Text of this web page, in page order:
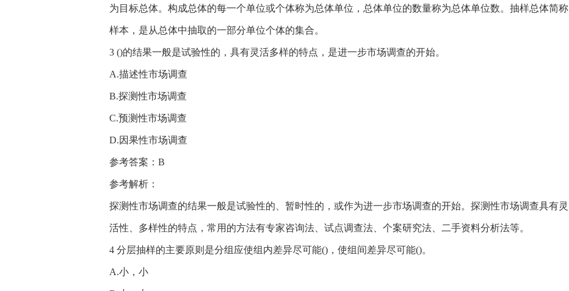
为目标总体。构成总体的每一个单位或个体称为总体单位，总体单位的数量称为总体单位数。抽样总体简称
样本，是从总体中抽取的一部分单位个体的集合。
3 ()的结果一般是试验性的，具有灵活多样的特点，是进一步市场调查的开始。
A.描述性市场调查
B.探测性市场调查
C.预测性市场调查
D.因果性市场调查
参考答案：B
参考解析：
探测性市场调查的结果一般是试验性的、暂时性的，或作为进一步市场调查的开始。探测性市场调查具有灵
活性、多样性的特点，常用的方法有专家咨询法、试点调查法、个案研究法、二手资料分析法等。
4 分层抽样的主要原则是分组应使组内差异尽可能()，使组间差异尽可能()。
A.小，小